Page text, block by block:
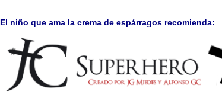
El niño que ama la crema de espárragos recomienda: